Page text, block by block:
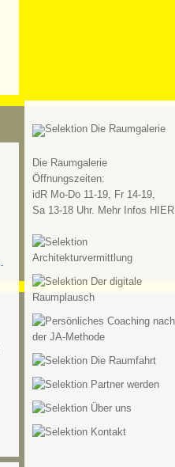
Die Raumgalerie
Öffnungszeiten:
idR Mo-Do 11-19, Fr 14-19,
Sa 13-18 Uhr. Mehr Infos HIER.